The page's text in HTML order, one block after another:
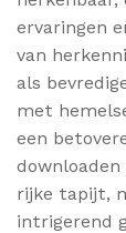
ervaringen
van
als
met
een
downloaden
rijke tapijt,
intrigerend